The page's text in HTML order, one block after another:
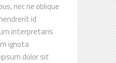
nec ne oblique
id
interpretaris
ignota
dolor sit